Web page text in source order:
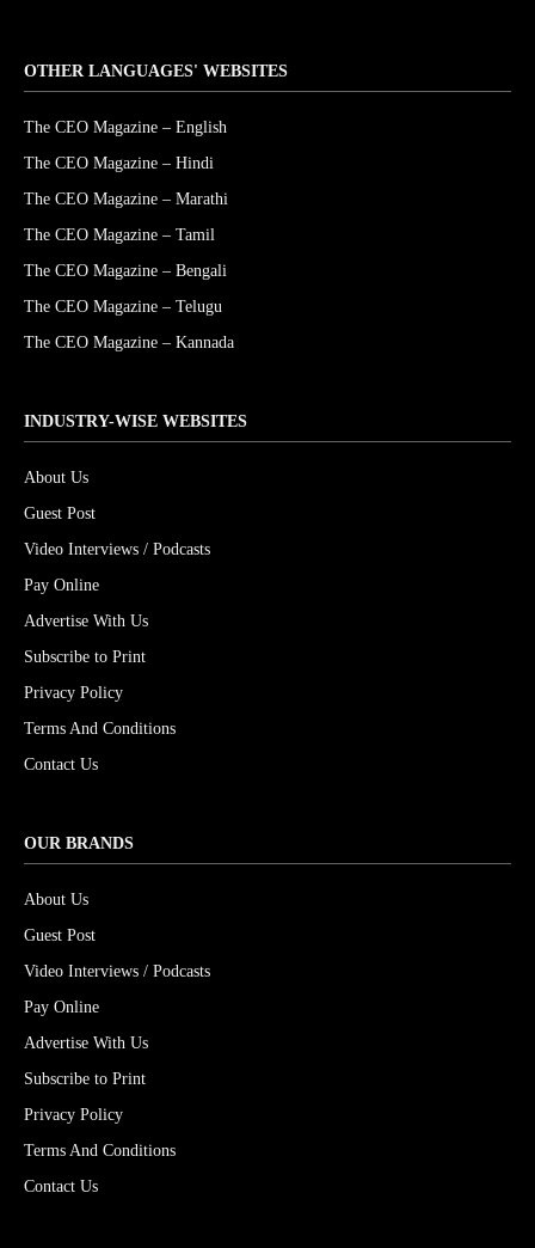
OTHER LANGUAGES' WEBSITES
The CEO Magazine – English
The CEO Magazine – Hindi
The CEO Magazine – Marathi
The CEO Magazine – Tamil
The CEO Magazine – Bengali
The CEO Magazine – Telugu
The CEO Magazine – Kannada
INDUSTRY-WISE WEBSITES
About Us
Guest Post
Video Interviews / Podcasts
Pay Online
Advertise With Us
Subscribe to Print
Privacy Policy
Terms And Conditions
Contact Us
OUR BRANDS
About Us
Guest Post
Video Interviews / Podcasts
Pay Online
Advertise With Us
Subscribe to Print
Privacy Policy
Terms And Conditions
Contact Us